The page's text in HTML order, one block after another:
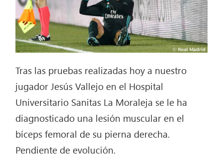
Tras las pruebas realizadas hoy a nuestro
jugador Jesús Vallejo en el Hospital
Universitario Sanitas La Moraleja se le ha
diagnosticado una lesión muscular en el
bíceps femoral de su pierna derecha.
Pendiente de evolución.